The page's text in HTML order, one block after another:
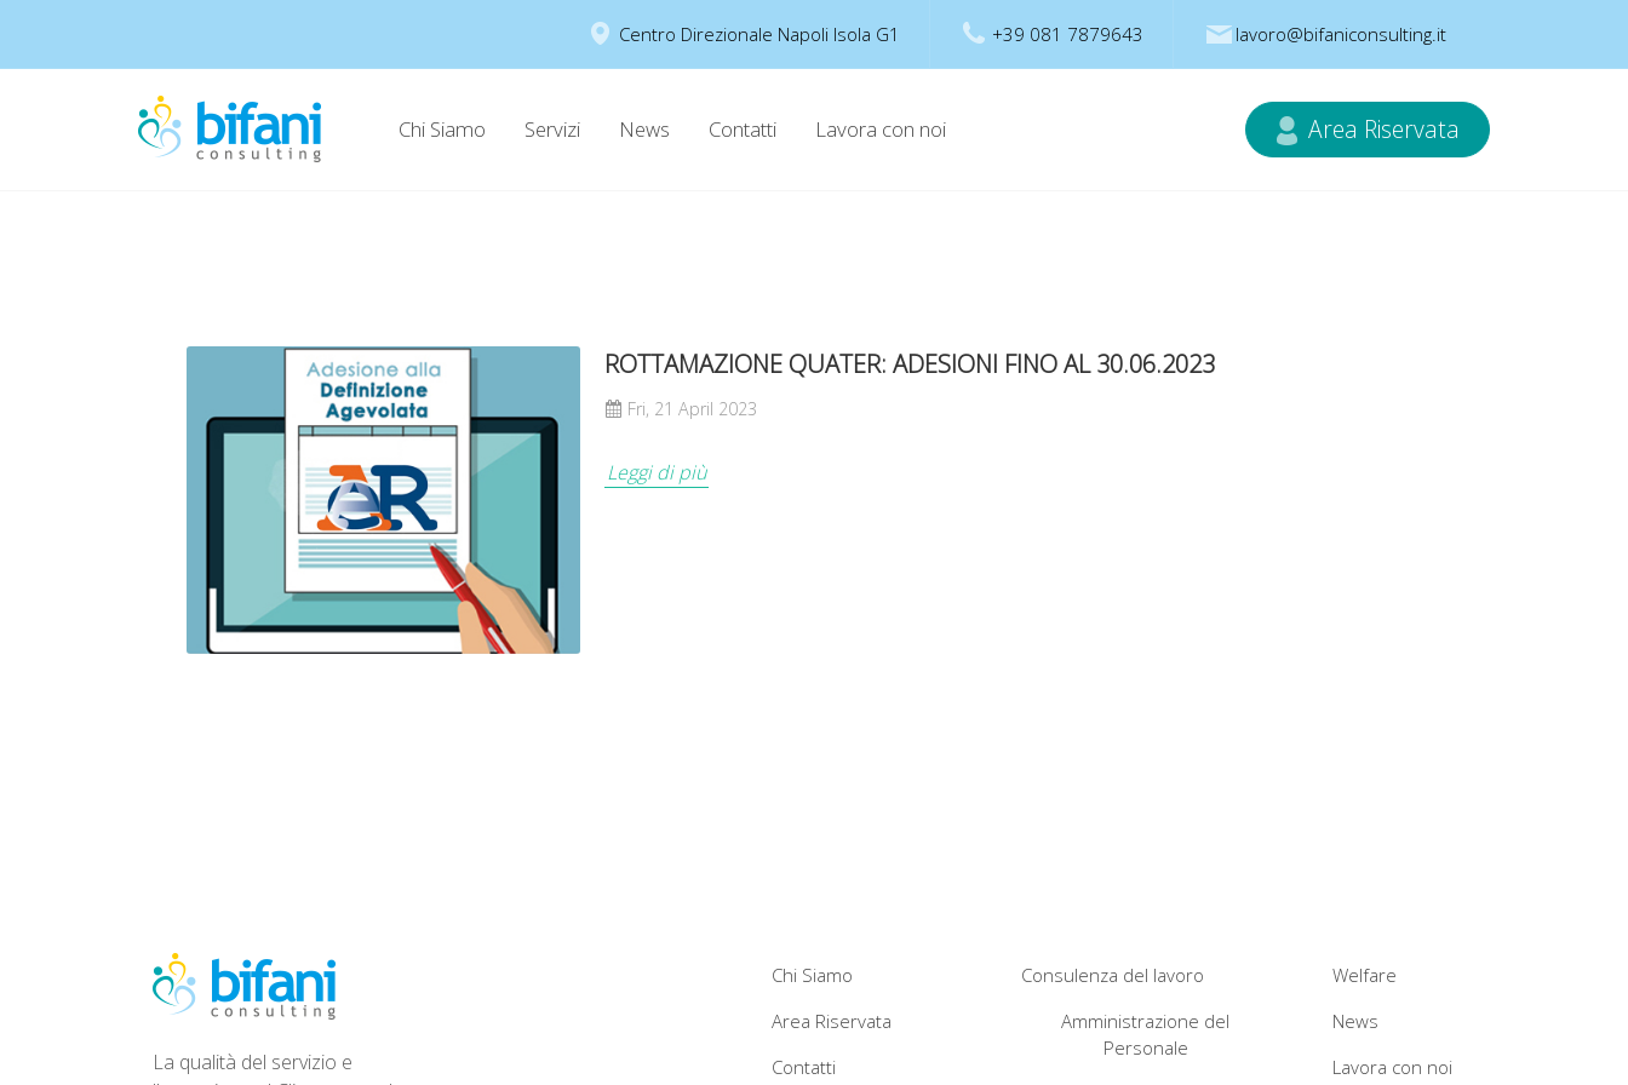
Centro Direzionale Napoli Isola G1 +39 081 7879643 lavoro@bifaniconsulting.it
Area Riservata
Chi Siamo Servizi News Contatti Lavora con noi
ROTTAMAZIONE QUATER: ADESIONI FINO AL 30.06.2023
Fri, 21 April 2023
Leggi di più
La qualità del servizio e
Chi Siamo
Area Riservata
Contatti
Consulenza del lavoro
Amministrazione del
Personale
Welfare
News
Lavora con noi